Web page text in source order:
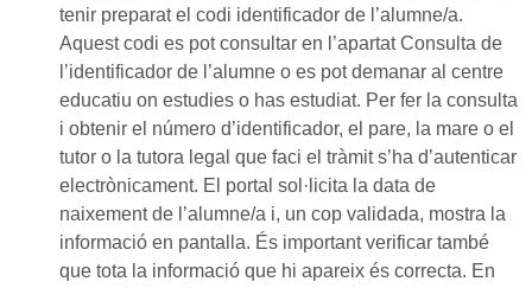
tenir preparat el codi identificador de l’alumne/a.
Aquest codi es pot consultar en l’apartat Consulta de
l’identificador de l’alumne o es pot demanar al centre
educatiu on estudies o has estudiat. Per fer la consulta
i obtenir el número d’identificador, el pare, la mare o el
tutor o la tutora legal que faci el tràmit s’ha d’autenticar
electrònicament. El portal sol·licita la data de
naixement de l’alumne/a i, un cop validada, mostra la
informació en pantalla. És important verificar també
que tota la informació que hi apareix és correcta. En